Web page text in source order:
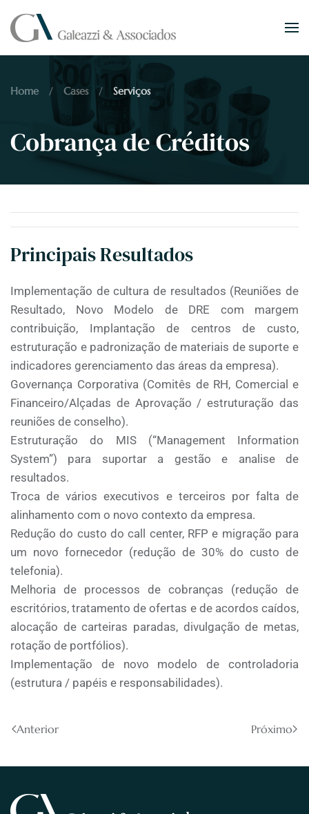
Skip to main content
Home Cases Serviços
Cobrança de Créditos
Principais Resultados
Implementação de cultura de resultados (Reuniões de
Resultado, Novo Modelo de DRE com margem
contribuição, Implantação de centros de custo,
estruturação e padronização de materiais de suporte e
indicadores gerenciamento das áreas da empresa).
Governança Corporativa (Comitês de RH, Comercial e
Financeiro/Alçadas de Aprovação / estruturação das
reuniões de conselho).
Estruturação do MIS (“Management Information
System”) para suportar a gestão e analise de
resultados.
Troca de vários executivos e terceiros por falta de
alinhamento com o novo contexto da empresa.
Redução do custo do call center, RFP e migração para
um novo fornecedor (redução de 30% do custo de
telefonia).
Melhoria de processos de cobranças (redução de
escritórios, tratamento de ofertas e de acordos caídos,
alocação de carteiras paradas, divulgação de metas,
rotação de portfólios).
Implementação de novo modelo de controladoria
(estrutura / papéis e responsabilidades).
Anterior Próximo